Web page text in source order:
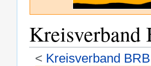
Kreisverband
< Kreisverband BRB